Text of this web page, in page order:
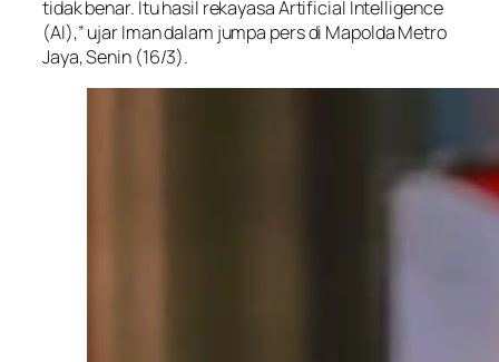
tidak benar. Itu hasil rekayasa Artificial Intelligence
(AI),” ujar Iman dalam jumpa pers di Mapolda Metro
Jaya, Senin (16/3).